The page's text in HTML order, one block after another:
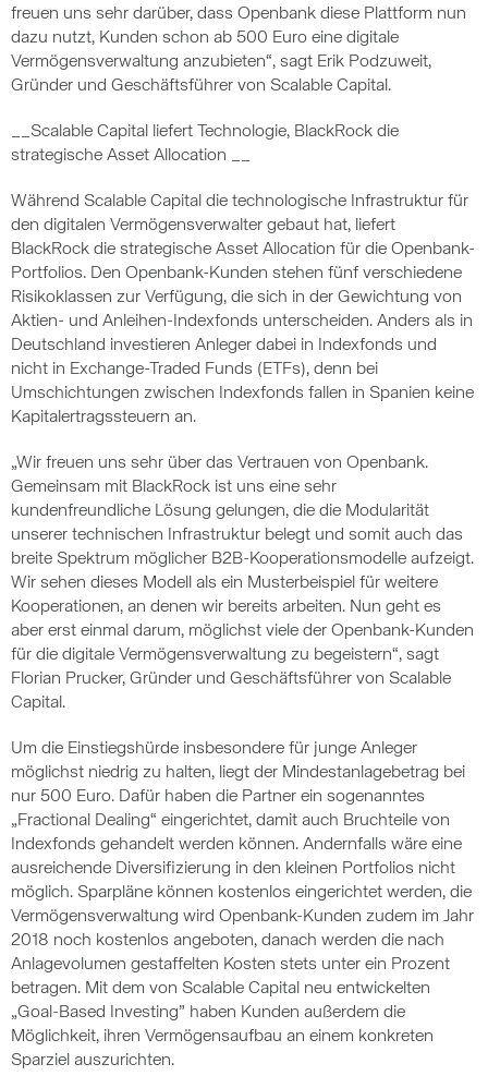
freuen uns sehr darüber, dass Openbank diese Plattform nun
dazu nutzt, Kunden schon ab 500 Euro eine digitale
Vermögensverwaltung anzubieten“, sagt Erik Podzuweit,
Gründer und Geschäftsführer von Scalable Capital.
__Scalable Capital liefert Technologie, BlackRock die
strategische Asset Allocation __
Während Scalable Capital die technologische Infrastruktur für
den digitalen Vermögensverwalter gebaut hat, liefert
BlackRock die strategische Asset Allocation für die Openbank-
Portfolios. Den Openbank-Kunden stehen fünf verschiedene
Risikoklassen zur Verfügung, die sich in der Gewichtung von
Aktien- und Anleihen-Indexfonds unterscheiden. Anders als in
Deutschland investieren Anleger dabei in Indexfonds und
nicht in Exchange-Traded Funds (ETFs), denn bei
Umschichtungen zwischen Indexfonds fallen in Spanien keine
Kapitalertragssteuern an.
„Wir freuen uns sehr über das Vertrauen von Openbank.
Gemeinsam mit BlackRock ist uns eine sehr
kundenfreundliche Lösung gelungen, die die Modularität
unserer technischen Infrastruktur belegt und somit auch das
breite Spektrum möglicher B2B-Kooperationsmodelle aufzeigt.
Wir sehen dieses Modell als ein Musterbeispiel für weitere
Kooperationen, an denen wir bereits arbeiten. Nun geht es
aber erst einmal darum, möglichst viele der Openbank-Kunden
für die digitale Vermögensverwaltung zu begeistern“, sagt
Florian Prucker, Gründer und Geschäftsführer von Scalable
Capital.
Um die Einstiegshürde insbesondere für junge Anleger
möglichst niedrig zu halten, liegt der Mindestanlagebetrag bei
nur 500 Euro. Dafür haben die Partner ein sogenanntes
„Fractional Dealing“ eingerichtet, damit auch Bruchteile von
Indexfonds gehandelt werden können. Andernfalls wäre eine
ausreichende Diversifizierung in den kleinen Portfolios nicht
möglich. Sparpläne können kostenlos eingerichtet werden, die
Vermögensverwaltung wird Openbank-Kunden zudem im Jahr
2018 noch kostenlos angeboten, danach werden die nach
Anlagevolumen gestaffelten Kosten stets unter ein Prozent
betragen. Mit dem von Scalable Capital neu entwickelten
„Goal-Based Investing” haben Kunden außerdem die
Möglichkeit, ihren Vermögensaufbau an einem konkreten
Sparziel auszurichten.